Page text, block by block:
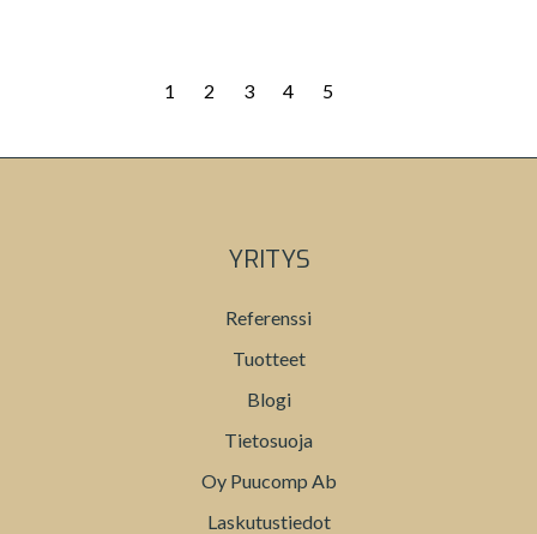
1 2 3 4 5
YRITYS
Referenssi
Tuotteet
Blogi
Tietosuoja
Oy Puucomp Ab
Laskutustiedot